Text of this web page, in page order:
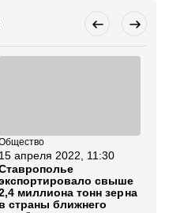
15 апреля 2022, 11:30
свыше
миллиона тонн зерна
в страны ближнего